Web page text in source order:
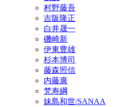
村野藤吾
吉阪隆正
白井晟一
磯崎新
伊東豊雄
杉本博司
藤森照信
内藤廣
梵寿綱
妹島和世/SANAA